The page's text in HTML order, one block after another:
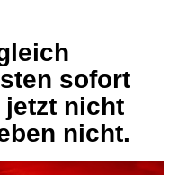
sofort
jetzt nicht
nicht.